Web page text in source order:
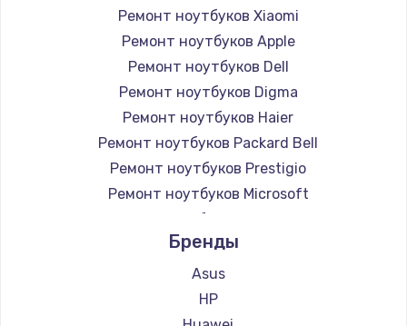
Ремонт ноутбуков Xiaomi
Ремонт ноутбуков Apple
Ремонт ноутбуков Dell
Ремонт ноутбуков Digma
Ремонт ноутбуков Haier
Ремонт ноутбуков Packard Bell
Ремонт ноутбуков Prestigio
Ремонт ноутбуков Microsoft
Ремонт ноутбуков Alienware
Ремонт ноутбуков Aquarius
Ремонт ноутбуков Gigabyte
Ремонт ноутбуков Aorus
Ремонт ноутбуков Maibenben
Бренды
Asus
HP